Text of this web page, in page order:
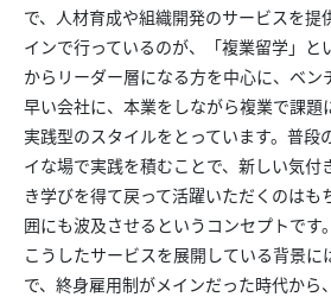
で、人材育成や組織開発のサービスを提
インで行っているのが、「複業留学」と
からリーダー層になる方を中心に、ベン
早い会社に、本業をしながら複業で課題
実践型のスタイルをとっています。普段
イな場で実践を積むことで、新しい気付
き学びを得て戻って活躍いただくのはも
囲にも波及させるというコンセプトです。
こうしたサービスを展開している背景に
で、終身雇用制がメインだった時代から